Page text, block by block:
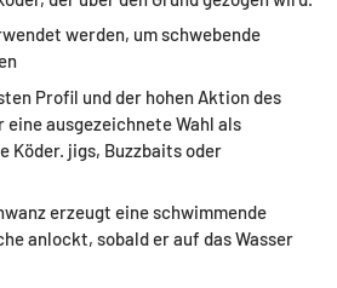
werden, um schwebende
Profil und der hohen Aktion des
eine ausgezeichnete Wahl als
Köder. jigs, Buzzbaits oder
erzeugt eine schwimmende
anlockt, sobald er auf das Wasser